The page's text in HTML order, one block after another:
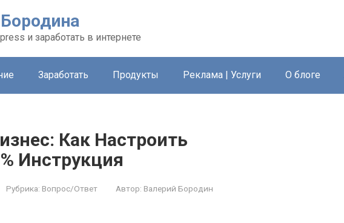
и заработать в интернете
Заработать Продукты Реклама | Услуги О блоге
Как Настроить
Инструкция
Рубрика: Вопрос/Ответ Автор: Валерий Бородин